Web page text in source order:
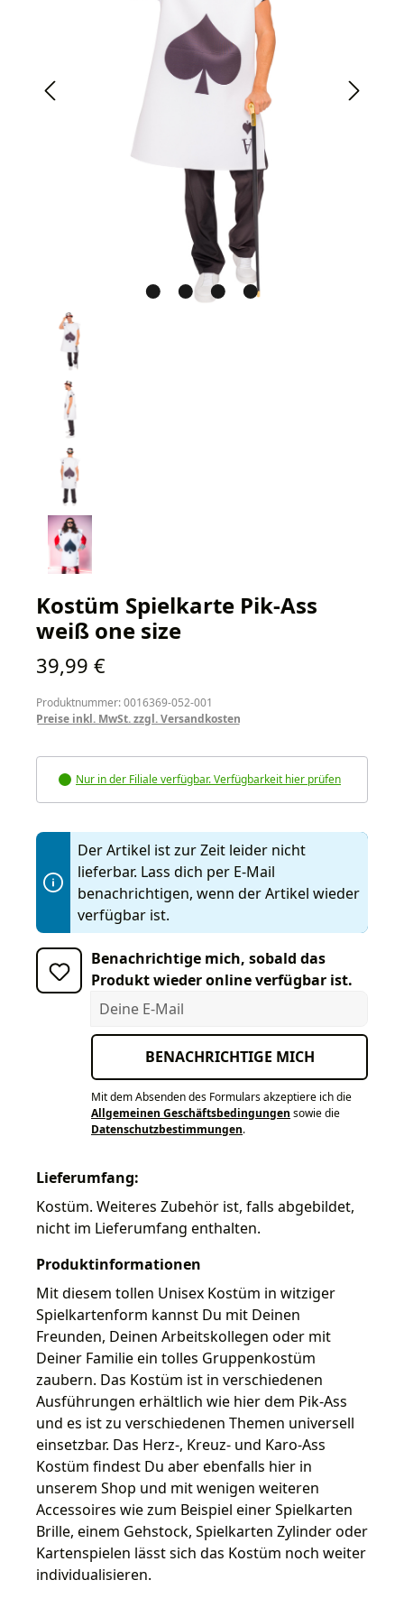
Kostüm Spielkarte Pik-Ass
weiß one size
Regulärer Preis:
39,99 €
Produktnummer: 0016369-052-001
Preise inkl. MwSt. zzgl. Versandkosten
Nur in der Filiale verfügbar. Verfügbarkeit hier prüfen
Der Artikel ist zur Zeit leider nicht
lieferbar. Lass dich per E-Mail
benachrichtigen, wenn der Artikel wieder
verfügbar ist.
Benachrichtige mich, sobald das
Produkt wieder online verfügbar ist.
Deine E-Mail
BENACHRICHTIGE MICH
Mit dem Absenden des Formulars akzeptiere ich die
Allgemeinen Geschäftsbedingungen sowie die
Datenschutzbestimmungen.
Lieferumfang:
Kostüm. Weiteres Zubehör ist, falls abgebildet,
nicht im Lieferumfang enthalten.
Produktinformationen
Mit diesem tollen Unisex Kostüm in witziger
Spielkartenform kannst Du mit Deinen
Freunden, Deinen Arbeitskollegen oder mit
Deiner Familie ein tolles Gruppenkostüm
zaubern. Das Kostüm ist in verschiedenen
Ausführungen erhältlich wie hier dem Pik-Ass
und es ist zu verschiedenen Themen universell
einsetzbar. Das Herz-, Kreuz- und Karo-Ass
Kostüm findest Du aber ebenfalls hier in
unserem Shop und mit wenigen weiteren
Accessoires wie zum Beispiel einer Spielkarten
Brille, einem Gehstock, Spielkarten Zylinder oder
Kartenspielen lässt sich das Kostüm noch weiter
individualisieren.